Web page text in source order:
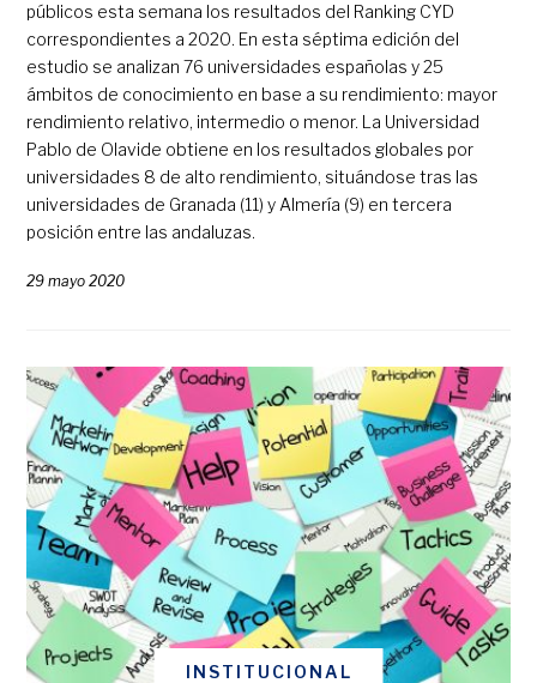
públicos esta semana los resultados del Ranking CYD
correspondientes a 2020. En esta séptima edición del
estudio se analizan 76 universidades españolas y 25
ámbitos de conocimiento en base a su rendimiento: mayor
rendimiento relativo, intermedio o menor. La Universidad
Pablo de Olavide obtiene en los resultados globales por
universidades 8 de alto rendimiento, situándose tras las
universidades de Granada (11) y Almería (9) en tercera
posición entre las andaluzas.
29 mayo 2020
INSTITUCIONAL